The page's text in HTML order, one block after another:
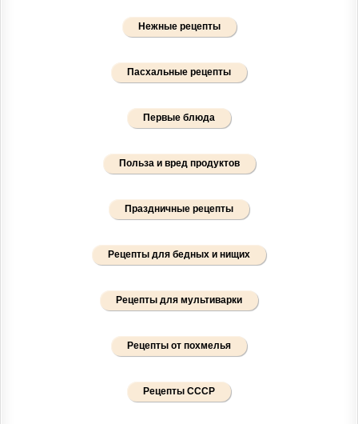
Нежные рецепты
Пасхальные рецепты
Первые блюда
Польза и вред продуктов
Праздничные рецепты
Рецепты для бедных и нищих
Рецепты для мультиварки
Рецепты от похмелья
Рецепты СССР